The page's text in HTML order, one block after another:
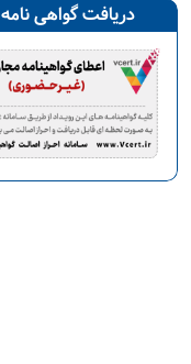
دریافت گواهی نامه